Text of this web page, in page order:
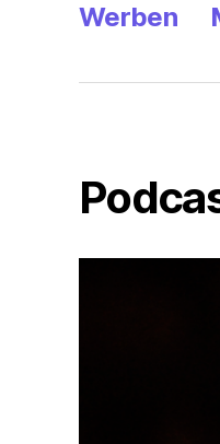
Werben